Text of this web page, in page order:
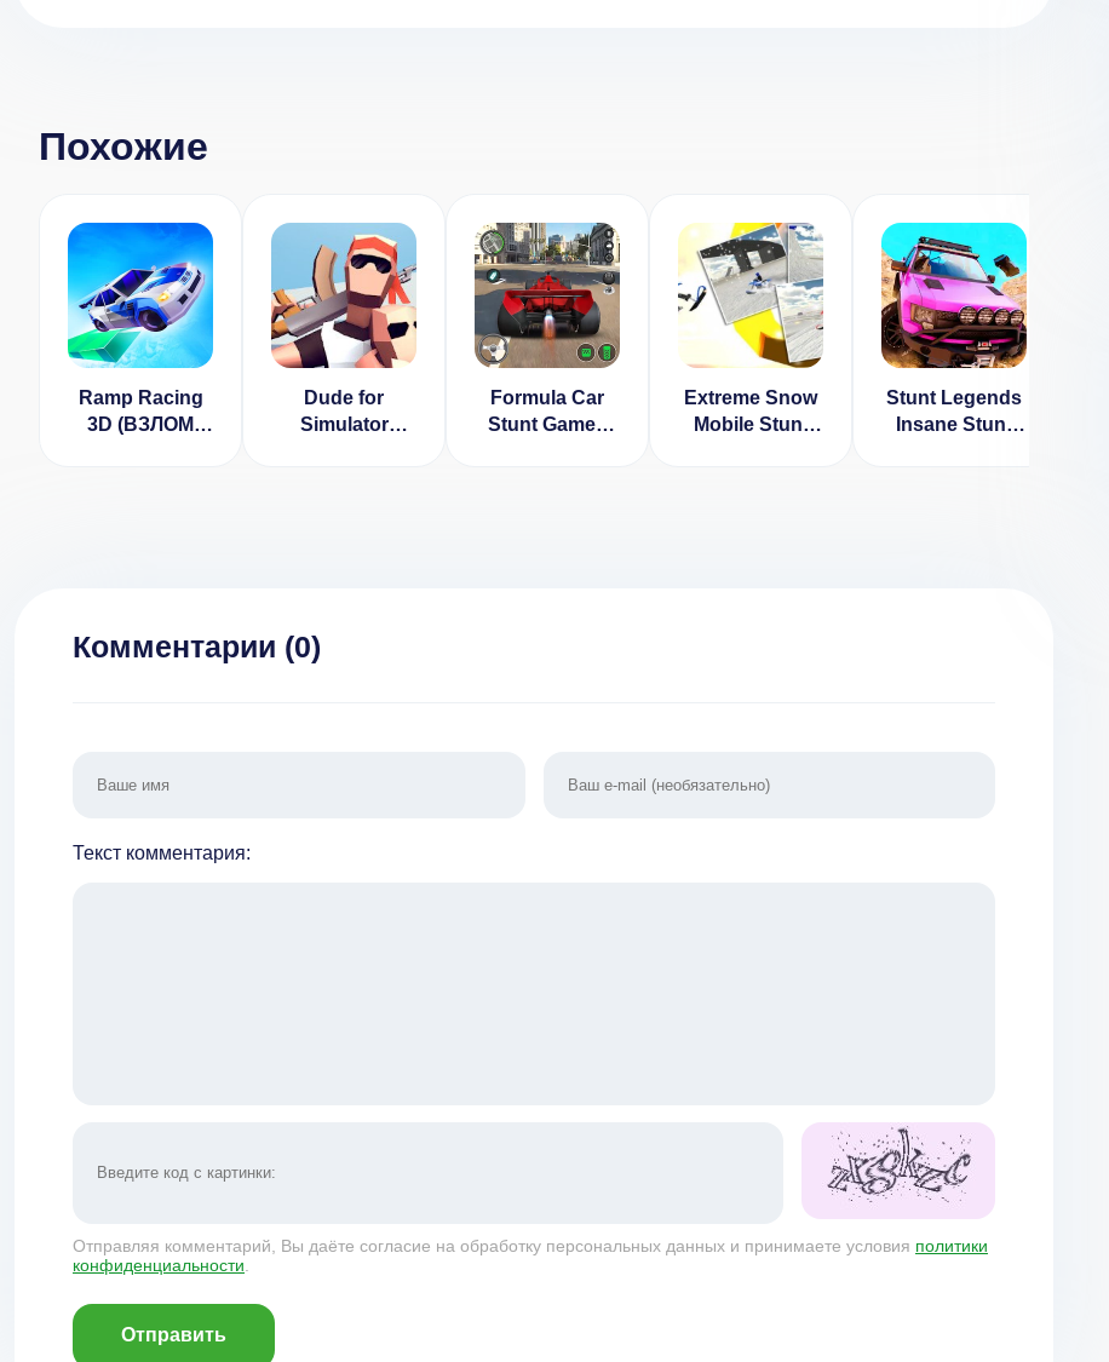
Похожие
Ramp Racing
3D (ВЗЛОМ
Dude for
Simulator
Formula Car
Stunt Games
Extreme Snow
Mobile Stunt
Stunt Legends
Insane Stunt
Комментарии (0)
Текст комментария:
Отправляя комментарий, Вы даёте согласие на обработку персональных данных и принимаете условия политики
конфиденциальности
Отправить